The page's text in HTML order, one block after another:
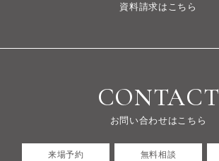
資料請求はこちら
CONTACT
お問い合わせはこちら
来場予約 無料相談